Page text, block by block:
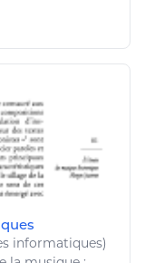
informatiques)